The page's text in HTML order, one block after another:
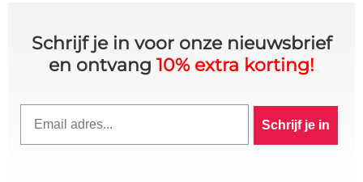
Schrijf je in voor onze nieuwsbrief
en ontvang 10% extra korting!
Schrijf je in
10% KORTING OP JE
BESTELLING? 👀